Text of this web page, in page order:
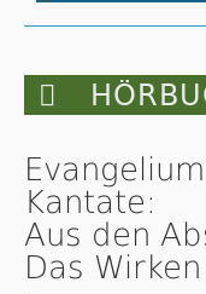

Kantate:
Aus den
Das